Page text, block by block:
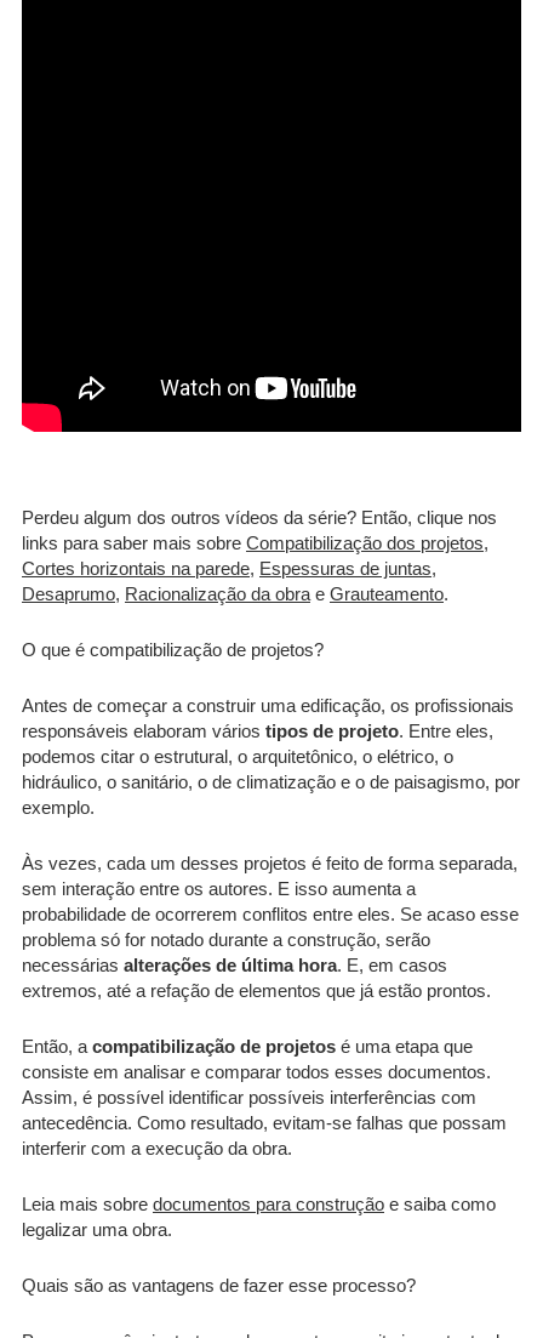
Perdeu algum dos outros vídeos da série? Então, clique nos
links para saber mais sobre Compatibilização dos projetos,
Cortes horizontais na parede, Espessuras de juntas,
Desaprumo, Racionalização da obra e Grauteamento.
O que é compatibilização de projetos?
Antes de começar a construir uma edificação, os profissionais
responsáveis elaboram vários tipos de projeto. Entre eles,
podemos citar o estrutural, o arquitetônico, o elétrico, o
hidráulico, o sanitário, o de climatização e o de paisagismo, por
exemplo.
Às vezes, cada um desses projetos é feito de forma separada,
sem interação entre os autores. E isso aumenta a
probabilidade de ocorrerem conflitos entre eles. Se acaso esse
problema só for notado durante a construção, serão
necessárias alterações de última hora. E, em casos
extremos, até a refação de elementos que já estão prontos.
Então, a compatibilização de projetos é uma etapa que
consiste em analisar e comparar todos esses documentos.
Assim, é possível identificar possíveis interferências com
antecedência. Como resultado, evitam-se falhas que possam
interferir com a execução da obra.
Leia mais sobre documentos para construção e saiba como
legalizar uma obra.
Quais são as vantagens de fazer esse processo?